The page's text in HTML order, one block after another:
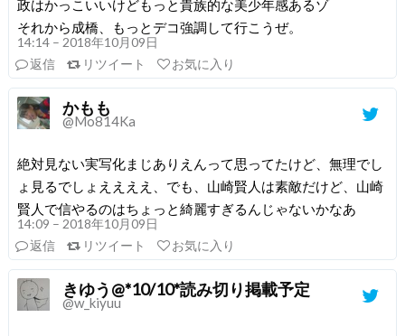
政はかっこいいけどもっと貴族的な美少年感あるゾ
それから成橋、もっとデコ強調して行こうぜ。
14:14 – 2018年10月09日
返信
リツイート お気に入り
かもも
@Mo814Ka
絶対見ない実写化まじありえんって思ってたけど、無理でし
ょ見るでしょええええ、でも、山崎賢人は素敵だけど、山崎
賢人で信やるのはちょっと綺麗すぎるんじゃないかなあ
14:09 – 2018年10月09日
返信
リツイート お気に入り
きゆう@*10/10*読み切り掲載予定
@w_kiyuu